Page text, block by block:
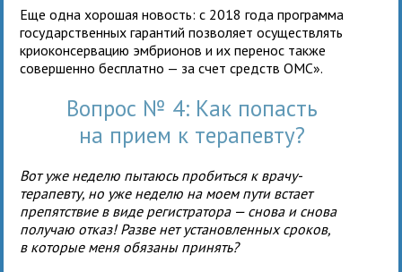
Еще одна хорошая новость: с 2018 года программа
государственных гарантий позволяет осуществлять
криоконсервацию эмбрионов и их перенос также
совершенно бесплатно — за счет средств ОМС».
Вопрос № 4: Как попасть
на прием к терапевту?
Вот уже неделю пытаюсь пробиться к врачу-
терапевту, но уже неделю на моем пути встает
препятствие в виде регистратора — снова и снова
получаю отказ! Разве нет установленных сроков,
в которые меня обязаны принять?